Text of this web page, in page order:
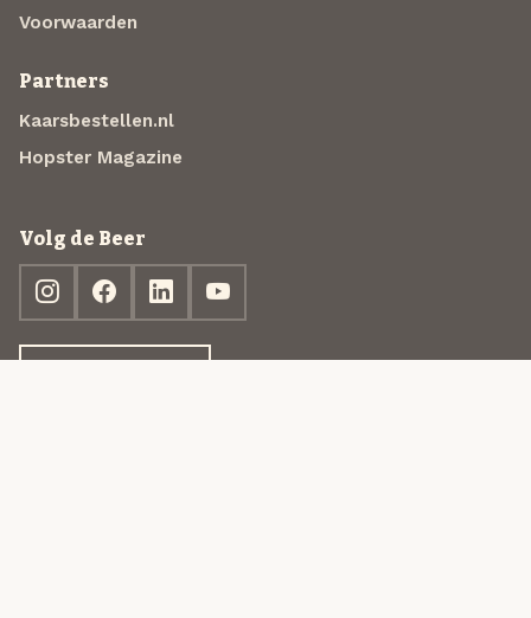
Voorwaarden
Partners
Kaarsbestellen.nl
Hopster Magazine
Volg de Beer